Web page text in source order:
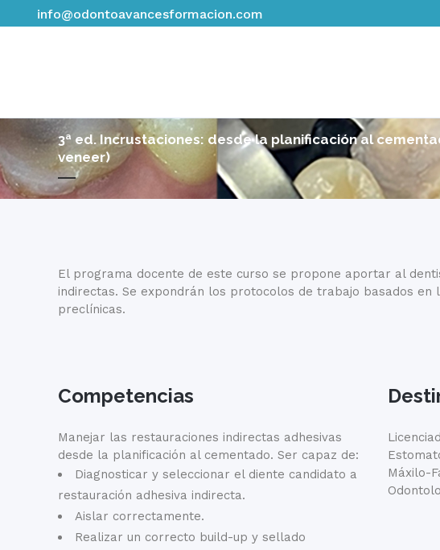
info@odontoavancesformacion.com
3ª ed. Incrustaciones: desde la planificación al
veneer)
El programa docente de este curso se propone aportar al
indirectas. Se expondrán los protocolos de trabajo basados
preclínicas.
Competencias
Manejar las restauraciones indirectas adhesivas
desde la planificación al cementado. Ser capaz de:
Diagnosticar y seleccionar el diente candidato a
restauración adhesiva indirecta.
Aislar correctamente.
Realizar un correcto build-up y sellado
Máxilo-